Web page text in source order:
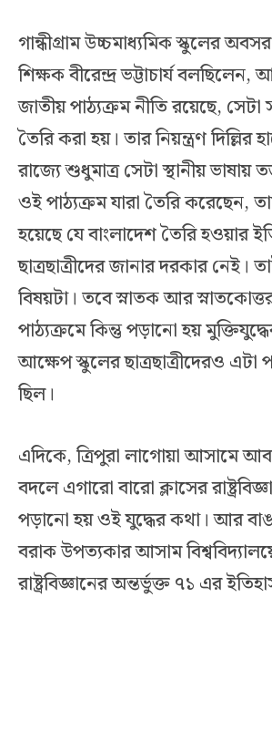
গান্ধীগ্রাম উচ্চমাধ্যমিক স্কুলের
শিক্ষক বীরেন্দ্র ভট্টাচার্য বলছিলেন,
জাতীয় পাঠ্যক্রম নীতি রয়েছে, সেটা
তৈরি করা হয়। তার নিয়ন্ত্রণ দিল্লির
রাজ্যে শুধুমাত্র সেটা স্থানীয় ভাষায়
ওই পাঠ্যক্রম যারা তৈরি করেছেন,
হয়েছে যে বাংলাদেশ তৈরি হওয়ার
ছাত্রছাত্রীদের জানার দরকার নেই।
বিষয়টা। তবে স্নাতক আর
পাঠ্যক্রমে কিন্তু পড়ানো হয়
আক্ষেপ স্কুলের ছাত্রছাত্রীদেরও
ছিল।
এদিকে, ত্রিপুরা লাগোয়া আসামে
বদলে এগারো বারো ক্লাসের
পড়ানো হয় ওই যুদ্ধের কথা। আর
বরাক উপত্যকার আসাম
রাষ্ট্রবিজ্ঞানের অন্তর্ভুক্ত ৭১ এর